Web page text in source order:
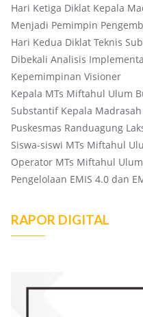
Hari Ketiga Diklat Kepala
Menjadi Pemimpin
Hari Kedua Diklat Teknis
Dibekali Analisis
Kepemimpinan Visioner
Kepala MTs Miftahul Ulum
Substantif Kepala
Puskesmas Randuagung
Siswa-siswi MTs Miftahul
Operator MTs Miftahul
Pengelolaan EMIS 4.0 dan
RAPOR DIGITAL